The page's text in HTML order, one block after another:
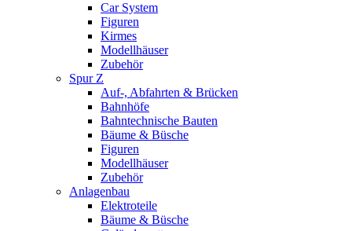
Car System
Figuren
Kirmes
Modellhäuser
Zubehör
Spur Z
Auf-, Abfahrten & Brücken
Bahnhöfe
Bahntechnische Bauten
Bäume & Büsche
Figuren
Modellhäuser
Zubehör
Anlagenbau
Elektroteile
Bäume & Büsche